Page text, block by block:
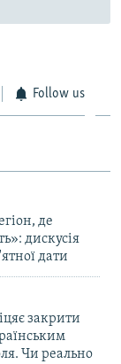
Follow us
де
дискусія
дати
закрити
Чи реально